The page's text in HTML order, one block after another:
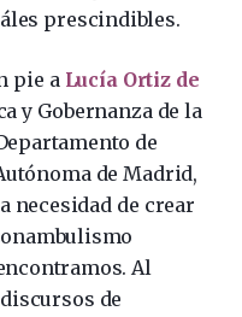
prescindibles.
pie a Lucía Ortiz de
y Gobernanza de la
de
de Madrid,
necesidad de crear
Al
de